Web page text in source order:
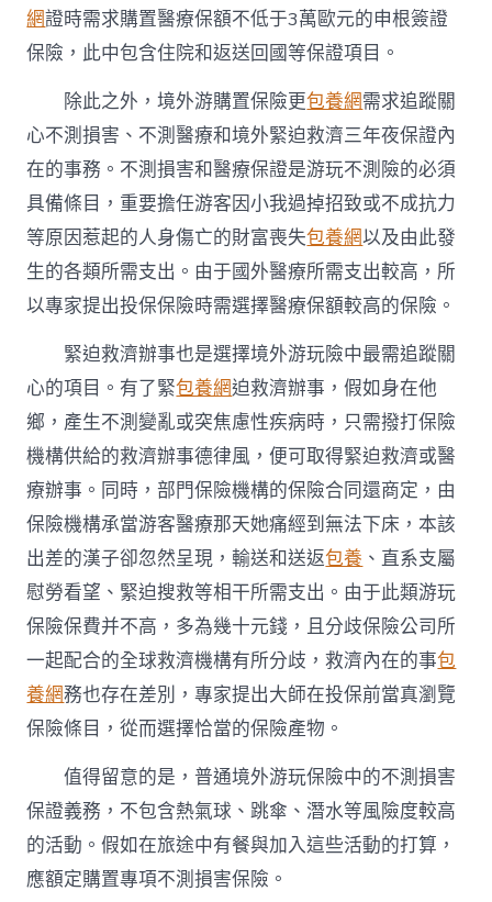
網證時需求購置醫療保額不低于3萬歐元的申根簽證
保險，此中包含住院和返送回國等保證項目。
除此之外，境外游購置保險更包養網需求追蹤關
心不測損害、不測醫療和境外緊迫救濟三年夜保證內
在的事務。不測損害和醫療保證是游玩不測險的必須
具備條目，重要擔任游客因小我過掉招致或不成抗力
等原因惹起的人身傷亡的財富喪失包養網以及由此發
生的各類所需支出。由于國外醫療所需支出較高，所
以專家提出投保保險時需選擇醫療保額較高的保險。
緊迫救濟辦事也是選擇境外游玩險中最需追蹤關
心的項目。有了緊包養網迫救濟辦事，假如身在他
鄉，產生不測變亂或突焦慮性疾病時，只需撥打保險
機構供給的救濟辦事德律風，便可取得緊迫救濟或醫
療辦事。同時，部門保險機構的保險合同還商定，由
保險機構承當游客醫療那天她痛經到無法下床，本該
出差的漢子卻忽然呈現，輸送和送返包養 、直系支屬
慰勞看望、緊迫搜救等相干所需支出。由于此類游玩
保險保費并不高，多為幾十元錢，且分歧保險公司所
一起配合的全球救濟機構有所分歧，救濟內在的事包
養網務也存在差別，專家提出大師在投保前當真瀏覽
保險條目，從而選擇恰當的保險產物。
值得留意的是，普通境外游玩保險中的不測損害
保證義務，不包含熱氣球、跳傘、潛水等風險度較高
的活動。假如在旅途中有餐與加入這些活動的打算，
應額定購置專項不測損害保險。